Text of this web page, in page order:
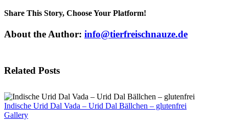
Share This Story, Choose Your Platform!
Facebook
X
Reddit
LinkedIn
Tumblr
Pinterest
Vk
Email
About the Author: info@tierfreischnauze.de
Related Posts
Indische Urid Dal Vada – Urid Dal Bällchen – glutenfrei
Gallery